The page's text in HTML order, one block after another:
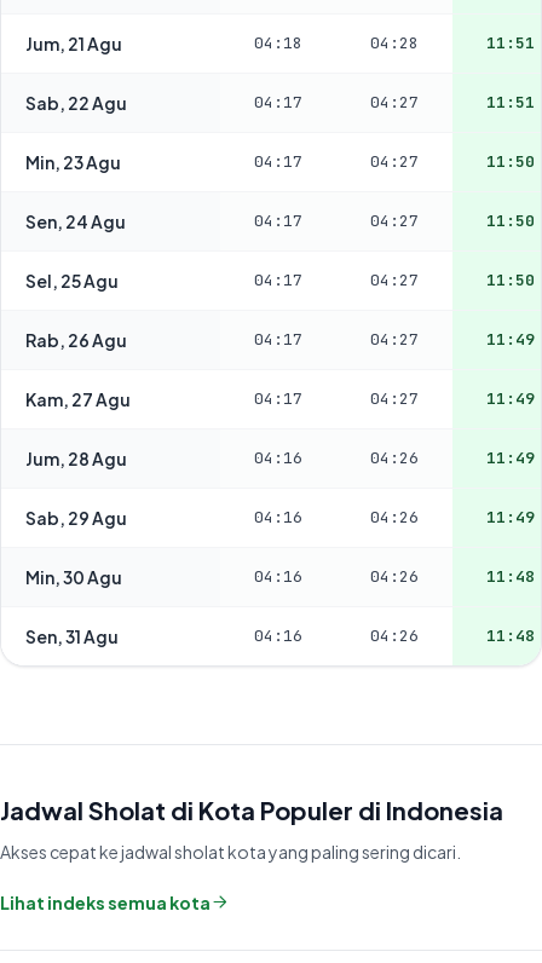
Jum, 21 Agu 04:18 04:28 11:51
Sab, 22 Agu 04:17 04:27 11:51
Min, 23 Agu 04:17 04:27 11:50
Sen, 24 Agu 04:17 04:27 11:50
Sel, 25 Agu 04:17 04:27 11:50
Rab, 26 Agu 04:17 04:27 11:49
Kam, 27 Agu 04:17 04:27 11:49
Jum, 28 Agu 04:16 04:26 11:49
Sab, 29 Agu 04:16 04:26 11:49
Min, 30 Agu 04:16 04:26 11:48
Sen, 31 Agu 04:16 04:26 11:48
Jadwal Sholat di Kota Populer di Indonesia
Akses cepat ke jadwal sholat kota yang paling sering dicari.
Lihat indeks semua kota